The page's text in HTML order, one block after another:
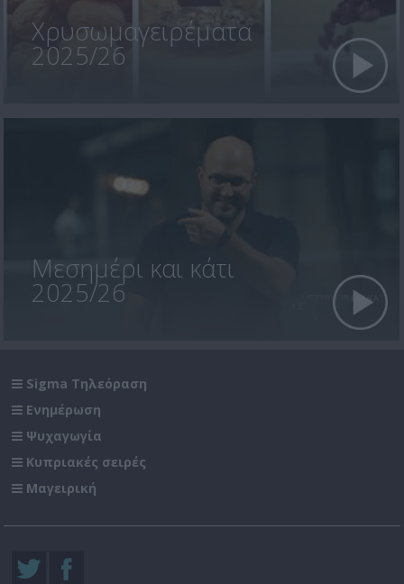
Χρυσωμαγειρέματα
2025/26
Μεσημέρι και κάτι
2025/26
Sigma Τηλεόραση
Ενημέρωση
Ψυχαγωγία
Κυπριακές σειρές
Μαγειρική